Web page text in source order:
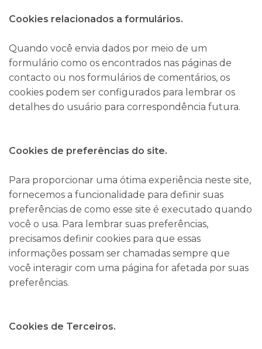
Cookies relacionados a formulários.
Quando você envia dados por meio de um
formulário como os encontrados nas páginas de
contacto ou nos formulários de comentários, os
cookies podem ser configurados para lembrar os
detalhes do usuário para correspondência futura.
Cookies de preferências do site.
Para proporcionar uma ótima experiência neste site,
fornecemos a funcionalidade para definir suas
preferências de como esse site é executado quando
você o usa. Para lembrar suas preferências,
precisamos definir cookies para que essas
informações possam ser chamadas sempre que
você interagir com uma página for afetada por suas
preferências.
Cookies de Terceiros.